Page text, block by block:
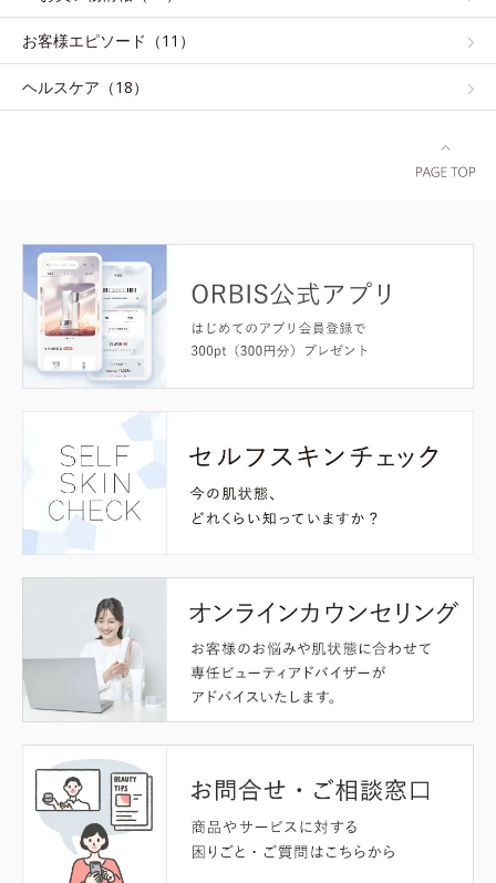
お客様エピソード（11）
ヘルスケア（18）